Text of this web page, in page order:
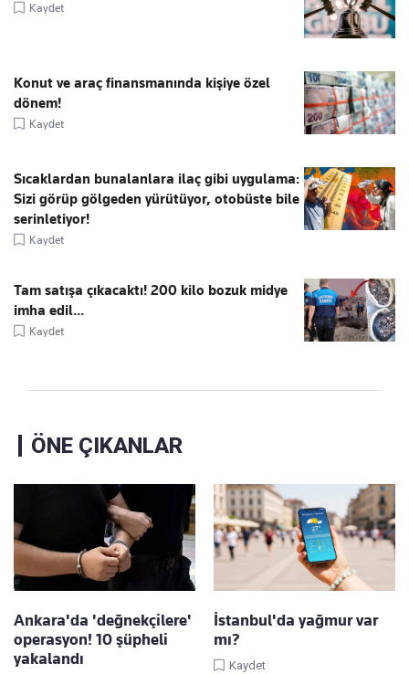
Kaydet
Konut ve araç finansmanında kişiye özel
dönem!
Kaydet
Sıcaklardan bunalanlara ilaç gibi uygulama:
Sizi görüp gölgeden yürütüyor, otobüste bile
serinletiyor!
Kaydet
Tam satışa çıkacaktı! 200 kilo bozuk midye
imha edil...
Kaydet
ÖNE ÇIKANLAR
Ankara'da 'değnekçilere'
operasyon! 10 şüpheli
yakalandı
İstanbul'da yağmur var
mı?
Kaydet